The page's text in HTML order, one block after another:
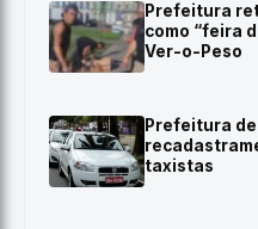
Prefeitura
como “feira
Ver-o-Peso
Prefeitura
taxistas